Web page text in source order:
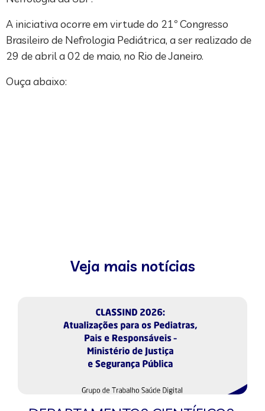
A iniciativa ocorre em virtude do 21º Congresso
Brasileiro de Nefrologia Pediátrica, a ser realizado de
29 de abril a 02 de maio, no Rio de Janeiro.
Ouça abaixo:
Veja mais notícias